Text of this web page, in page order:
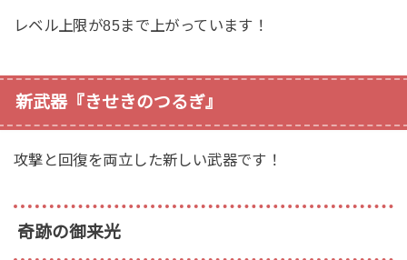
レベル上限が85まで上がっています！
新武器『きせきのつるぎ』
攻撃と回復を両立した新しい武器です！
奇跡の御来光